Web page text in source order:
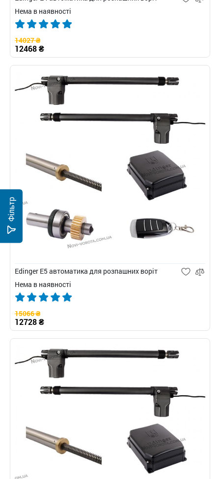
Фільтр
Нема в наявності
14027 ₴
12468 ₴
Edinger E5 автоматика для розпашних воріт
Нема в наявності
15066 ₴
12728 ₴